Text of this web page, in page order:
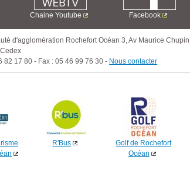
Chaine Youtube Facebook
d'agglomération Rochefort Océan 3, Av Maurice Chupin
82 17 80 - Fax :05 46 99 76 30 - Nous contacter
R'Bus
Golf de Rochefort
Océan